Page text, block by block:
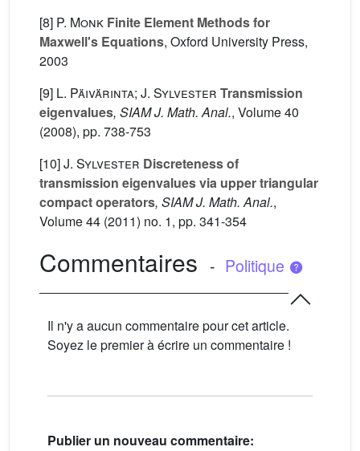
[8] P. Monk Finite Element Methods for
Maxwell's Equations, Oxford University Press,
2003
[9] L. Päivärinta; J. Sylvester Transmission
eigenvalues, SIAM J. Math. Anal., Volume 40
(2008), pp. 738-753
[10]J. Sylvester Discreteness of
transmission eigenvalues via upper triangular
compact operators, SIAM J. Math. Anal.,
Volume 44 (2011) no. 1, pp. 341-354
Commentaires - Politique
Il n'y a aucun commentaire pour cet article.
Soyez le premier à écrire un commentaire !
Publier un nouveau commentaire: